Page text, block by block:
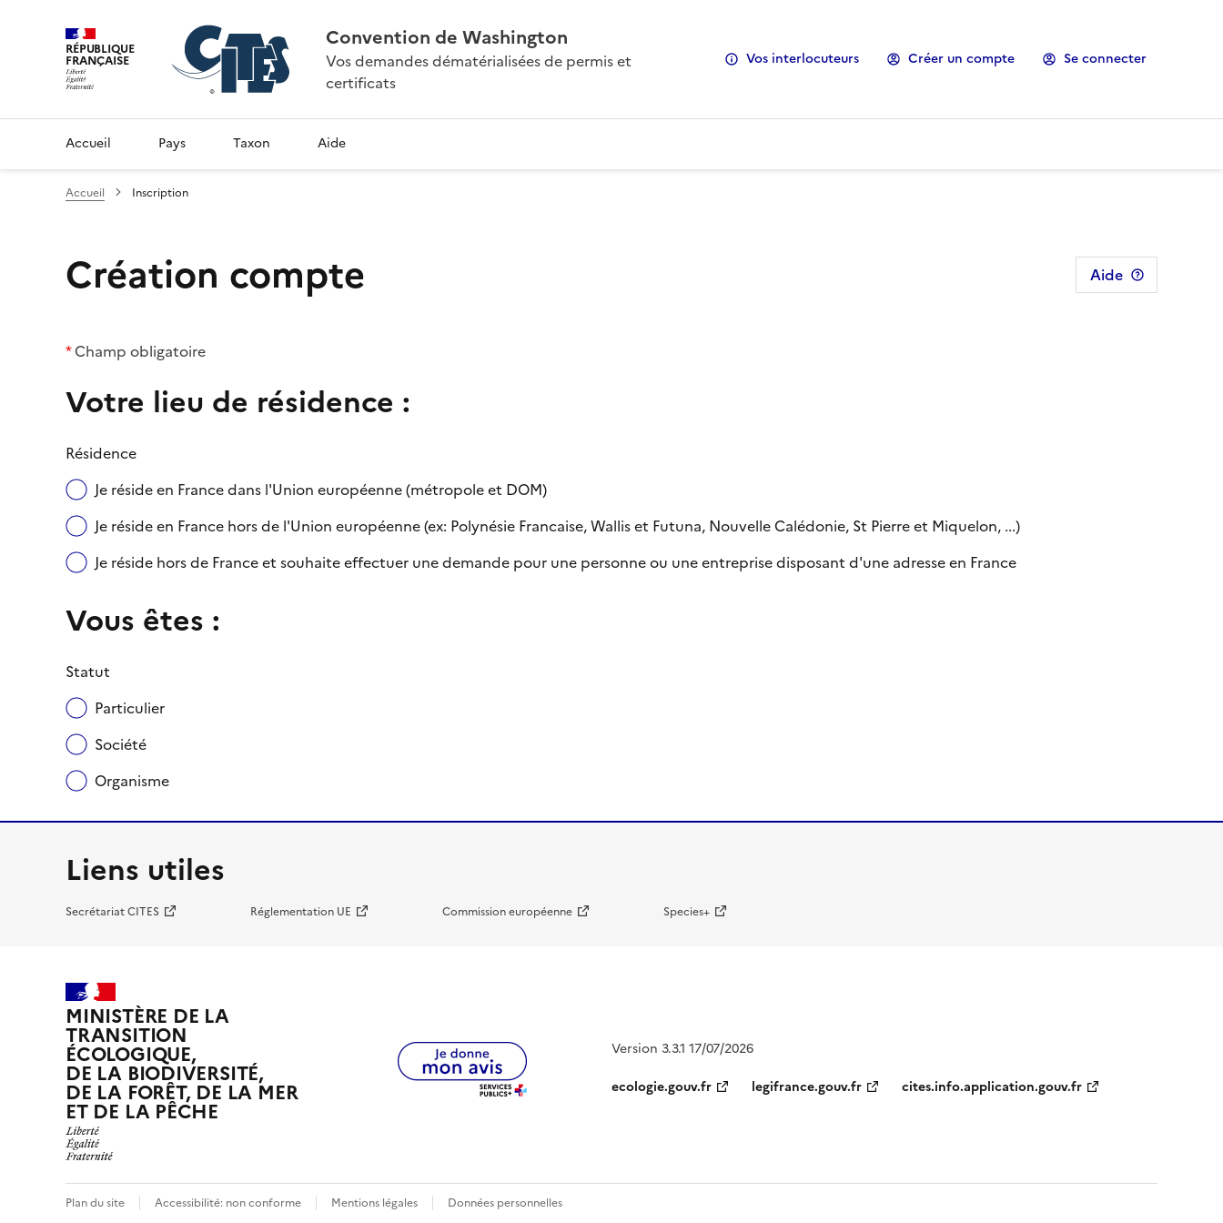
RÉPUBLIQUE
FRANÇAISE
Convention de Washington
Vos demandes dématérialisées de permis et
certificats
Vos interlocuteurs Créer un compte Se connecter
Accueil Pays Taxon Aide
Accueil Inscription
Création compte Aide
*Champ obligatoire
Votre lieu de résidence :
Résidence
Je réside en France dans l'Union européenne (métropole et DOM)
Je réside en France hors de l'Union européenne (ex: Polynésie Francaise, Wallis et Futuna, Nouvelle Calédonie, St Pierre et Miquelon, ...)
Je réside hors de France et souhaite effectuer une demande pour une personne ou une entreprise disposant d'une adresse en France
Vous êtes :
Statut
Particulier
Société
Organisme
Liens utiles
Secrétariat CITES Réglementation UE Commission européenne Species+
MINISTÈRE DE LA
TRANSITION
ÉCOLOGIQUE,
DE LA BIODIVERSITÉ,
DE LA FORÊT, DE LA MER
ET DE LA PÊCHE
Version 3.3.1 17/07/2026
ecologie.gouv.fr
legifrance.gouv.fr cites.info.application.gouv.fr
Plan du site Accessibilité: non conforme Mentions légales Données personnelles